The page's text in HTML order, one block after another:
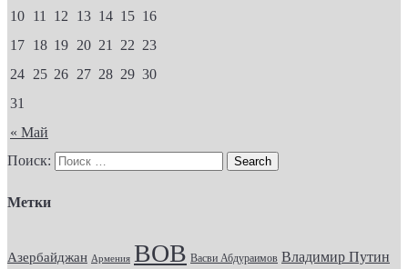
« Май
10 11 12 13 14 15 16
17 18 19 20 21 22 23
24 25 26 27 28 29 30
31
Поиск:
Метки
Азербайджан Армения ВОВ Васви Абдураимов Владимир Путин